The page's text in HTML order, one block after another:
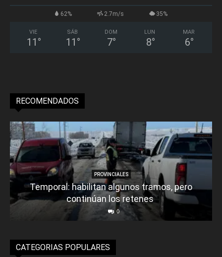
62% 2.7m/s 35%
VIE
11 °
SÁB
11 °
DOM
7°
LUN
8°
MAR
6°
RECOMENDADOS
PROVINCIALES
Temporal: habilitan algunos tramos, pero
continúan los retenes
0
CATEGORIAS POPULARES